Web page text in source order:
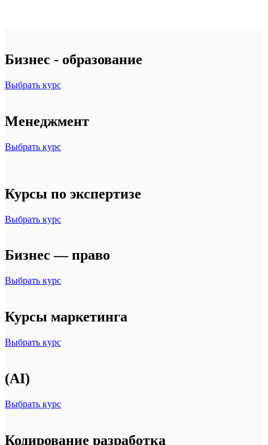
Бизнес - образование
Выбрать курс
Менеджмент
Выбрать курс
Курсы по экспертизе
Выбрать курс
Бизнес — право
Выбрать курс
Курсы маркетинга
Выбрать курс
(AI)
Выбрать курс
Кодирование разработка